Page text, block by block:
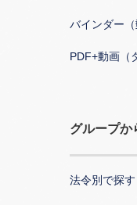
バインダー（
PDF+動画（
グループか
法令別で探す